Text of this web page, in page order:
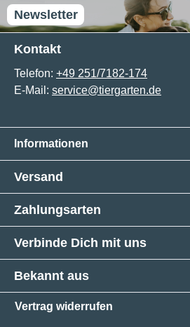
Newsletter
Kontakt
Telefon: +49 251/7182-174
E-Mail: service@tiergarten.de
Informationen
Versand
Zahlungsarten
Verbinde Dich mit uns
Bekannt aus
Vertrag widerrufen